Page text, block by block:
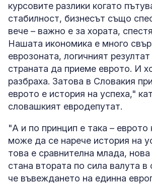
курсовите разлики когато
стабилност, бизнесът също
вече – важно е за хората,
Нашата икономика е много
еврозоната, логичният
страната да приеме еврото. И
разбраха. Затова в Словакия
еврото е история на успеха,"
словашкият евродепутат.
"А и по принцип е така – еврото
може да се нарече история на
това е сравнителна млада,
стана втората по сила валута
че въвеждането на единна